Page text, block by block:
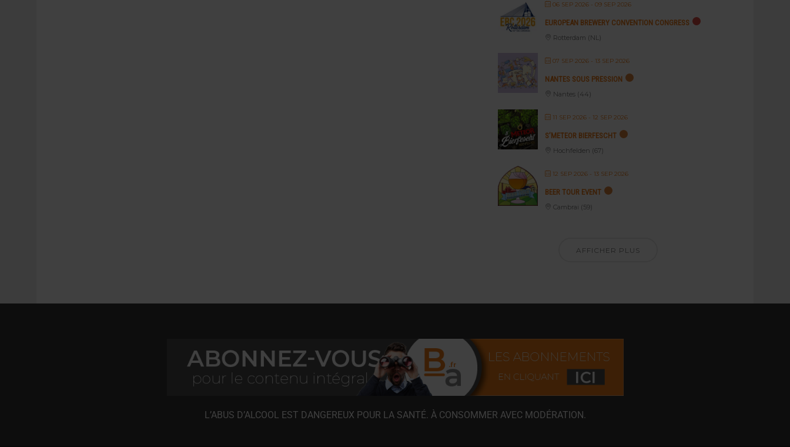
06 SEP 2026 - 09 SEP 2026
EUROPEAN BREWERY CONVENTION CONGRESS
Rotterdam (NL)
07 SEP 2026 - 13 SEP 2026
NANTES SOUS PRESSION
Nantes (44)
11 SEP 2026 - 12 SEP 2026
S’METEOR BIERFESCHT
Hochfelden (67)
12 SEP 2026 - 13 SEP 2026
BEER TOUR EVENT
Cambrai (59)
AFFICHER PLUS
L’ABUS D’ALCOOL EST DANGEREUX POUR LA SANTÉ. À CONSOMMER AVEC MODÉRATION.